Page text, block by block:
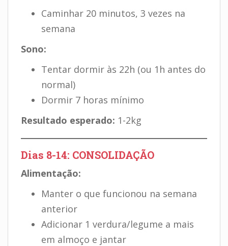
Caminhar 20 minutos, 3 vezes na
semana
Sono:
Tentar dormir às 22h (ou 1h antes do
normal)
Dormir 7 horas mínimo
Resultado esperado: 1-2kg
Dias 8-14: CONSOLIDAÇÃO
Alimentação:
Manter o que funcionou na semana
anterior
Adicionar 1 verdura/legume a mais
em almoço e jantar